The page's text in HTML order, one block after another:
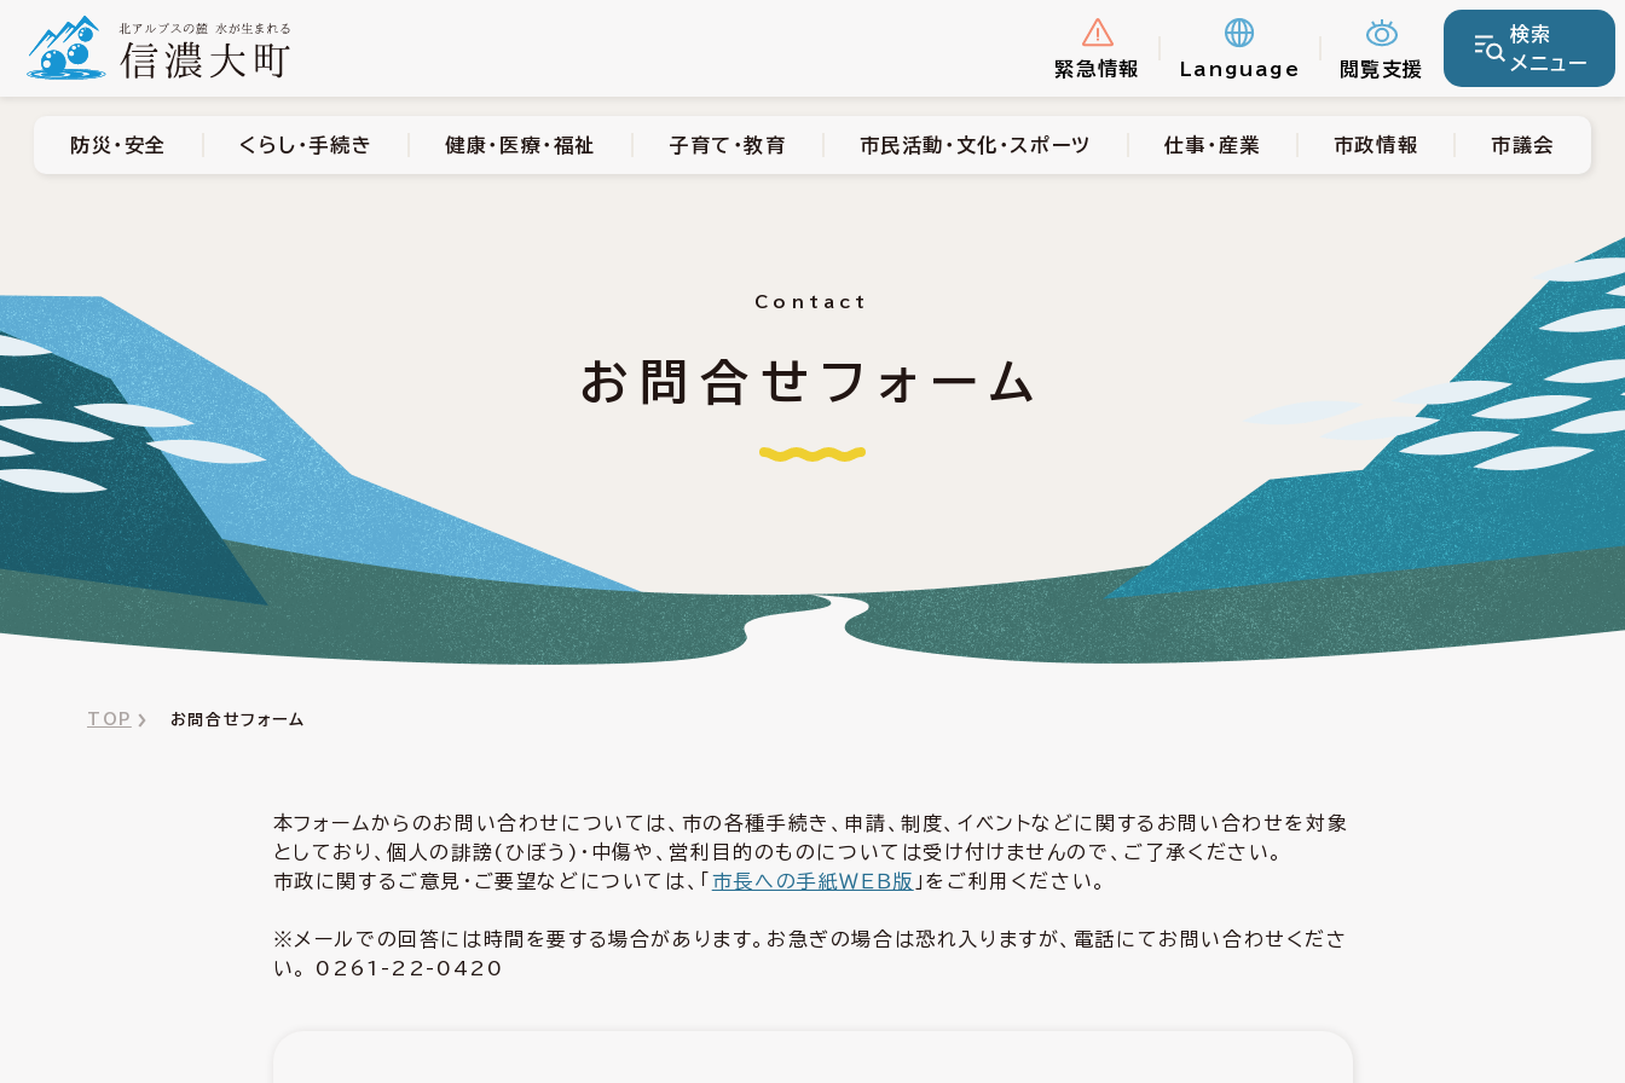
緊急情報 Language 閲覧支援
検索
メニュー
市民活動・文化・スポーツ 市政情報 市議会
防災・安全 くらし・手続き 健康・医療・福祉 子育て・教育 市民活動・文化・スポーツ 仕事・産業 市政情報 市議会
Contact
お問合せフォーム
TOP お問合せフォーム
本フォームからのお問い合わせについては、市の各種手続き、申請、制度、イベントなどに関するお問い合わせを対象
としており、個人の誹謗(ひぼう)・中傷や、営利目的のものについては受け付けませんので、ご了承ください。
市政に関するご意見・ご要望などについては、「 市長への手紙ＷＥＢ版 」をご利用ください。
※メールでの回答には時間を要する場合があります。お急ぎの場合は恐れ入りますが、電話にてお問い合わせくださ
い。 0261-22-0420